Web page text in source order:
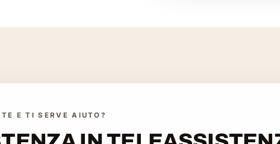
E TI SERVE AIUTO?